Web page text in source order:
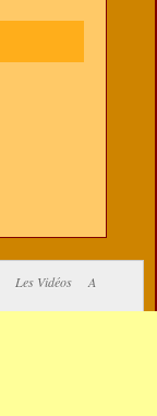
Les Vidéos
A